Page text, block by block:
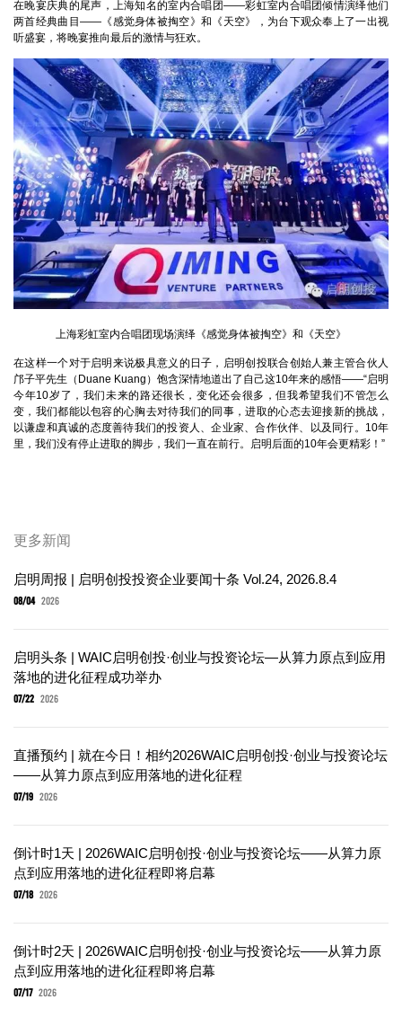
在晚宴庆典的尾声，上海知名的室内合唱团——彩虹室内合唱团倾情演绎他们
两首经典曲目——《感觉身体被掏空》和《天空》，为台下观众奉上了一出视
听盛宴，将晚宴推向最后的激情与狂欢。
上海彩虹室内合唱团现场演绎《感觉身体被掏空》和《天空》
在这样一个对于启明来说极具意义的日子，启明创投联合创始人兼主管合伙人
邝子平先生（Duane Kuang）饱含深情地道出了自己这10年来的感悟——“启明
今年10岁了，我们未来的路还很长，变化还会很多，但我希望我们不管怎么
变，我们都能以包容的心胸去对待我们的同事，进取的心态去迎接新的挑战，
以谦虚和真诚的态度善待我们的投资人、企业家、合作伙伴、以及同行。10年
里，我们没有停止进取的脚步，我们一直在前行。启明后面的10年会更精彩！”
更多新闻
启明周报 | 启明创投投资企业要闻十条 Vol.24, 2026.8.4
08/04 2026
启明头条 | WAIC启明创投·创业与投资论坛—从算力原点到应用
落地的进化征程成功举办
07/22 2026
直播预约 | 就在今日！相约2026WAIC启明创投·创业与投资论坛
——从算力原点到应用落地的进化征程
07/19 2026
倒计时1天 | 2026WAIC启明创投·创业与投资论坛——从算力原
点到应用落地的进化征程即将启幕
07/18 2026
倒计时2天 | 2026WAIC启明创投·创业与投资论坛——从算力原
点到应用落地的进化征程即将启幕
07/17 2026